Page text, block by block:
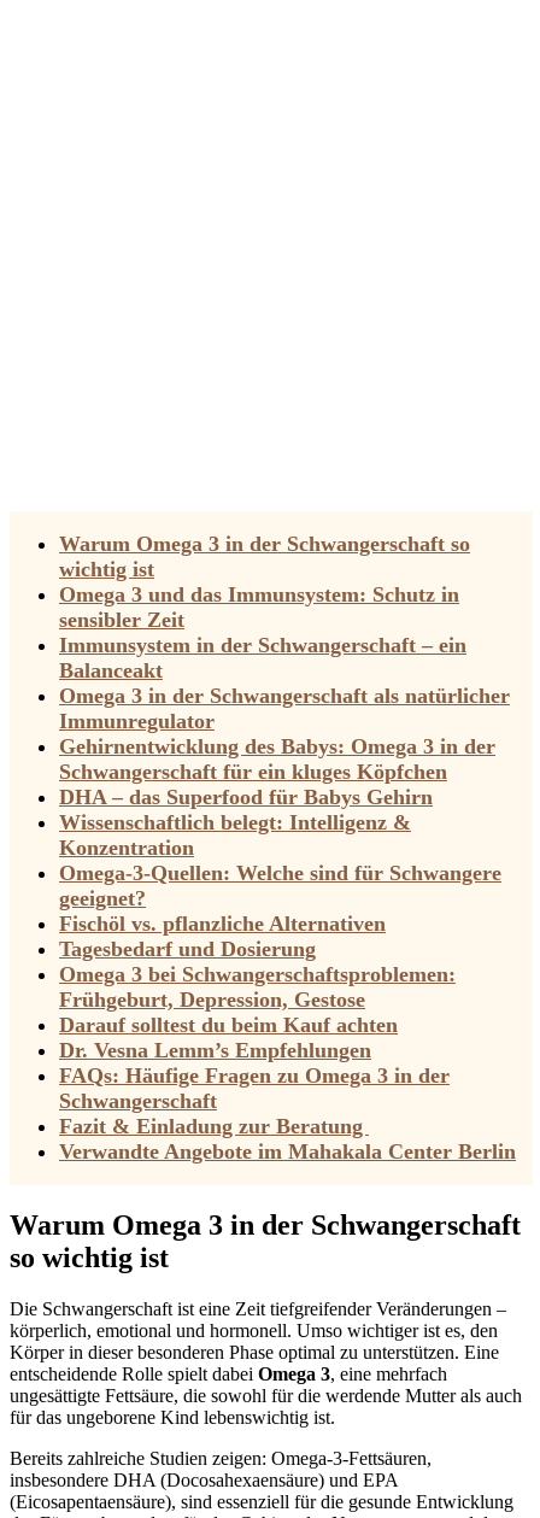
Warum Omega 3 in der Schwangerschaft so
wichtig ist
Omega 3 und das Immunsystem: Schutz in
sensibler Zeit
Immunsystem in der Schwangerschaft – ein
Balanceakt
Omega 3 in der Schwangerschaft als natürlicher
Immunregulator
Gehirnentwicklung des Babys: Omega 3 in der
Schwangerschaft für ein kluges Köpfchen
DHA – das Superfood für Babys Gehirn
Wissenschaftlich belegt: Intelligenz &
Konzentration
Omega-3-Quellen: Welche sind für Schwangere
geeignet?
Fischöl vs. pflanzliche Alternativen
Tagesbedarf und Dosierung
Omega 3 bei Schwangerschaftsproblemen:
Frühgeburt, Depression, Gestose
Darauf solltest du beim Kauf achten
Dr. Vesna Lemm’s Empfehlungen
FAQs: Häufige Fragen zu Omega 3 in der
Schwangerschaft
Fazit & Einladung zur Beratung
Verwandte Angebote im Mahakala Center Berlin
Warum Omega 3 in der Schwangerschaft
so wichtig ist
Die Schwangerschaft ist eine Zeit tiefgreifender Veränderungen –
körperlich, emotional und hormonell. Umso wichtiger ist es, den
Körper in dieser besonderen Phase optimal zu unterstützen. Eine
entscheidende Rolle spielt dabei Omega 3, eine mehrfach
ungesättigte Fettsäure, die sowohl für die werdende Mutter als auch
für das ungeborene Kind lebenswichtig ist.
Bereits zahlreiche Studien zeigen: Omega-3-Fettsäuren,
insbesondere DHA (Docosahexaensäure) und EPA
(Eicosapentaensäure), sind essenziell für die gesunde Entwicklung